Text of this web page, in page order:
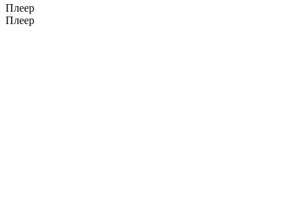
Плеер
Плеер